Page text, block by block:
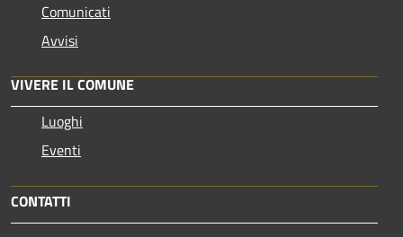
Comunicati
Avvisi
VIVERE IL COMUNE
Luoghi
Eventi
CONTATTI